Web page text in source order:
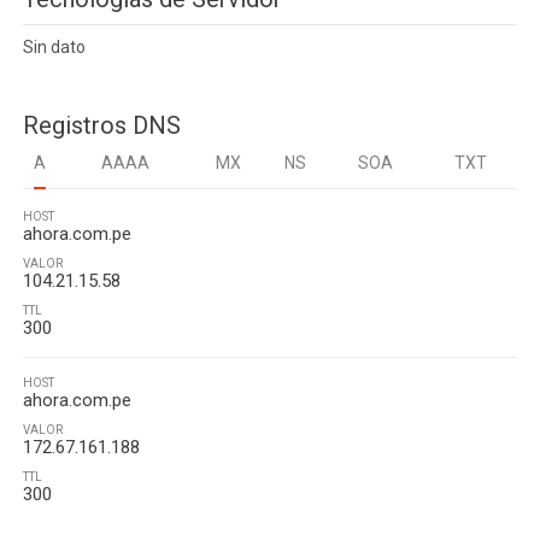
Sin dato
Registros DNS
A AAAA MX NS SOA TXT
HOST
ahora.com.pe
VALOR
104.21.15.58
TTL
300
HOST
ahora.com.pe
VALOR
172.67.161.188
TTL
300